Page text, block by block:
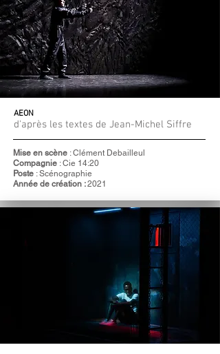
AEON
d'après les textes de Jean-Michel Siffre
Mise en scène : Clément Debailleul
Compagnie : Cie 14:20
Poste : Scénographie
Année de création :2021